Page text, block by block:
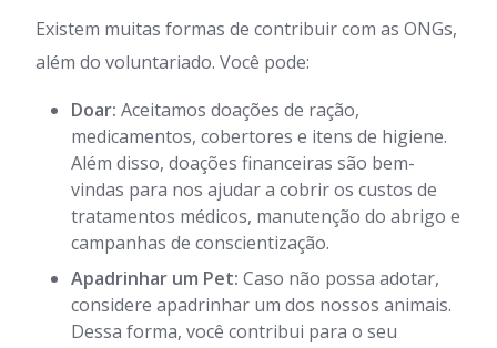
Existem muitas formas de contribuir com as ONGs,
além do voluntariado. Você pode:
Doar: Aceitamos doações de ração,
medicamentos, cobertores e itens de higiene.
Além disso, doações financeiras são bem-
vindas para nos ajudar a cobrir os custos de
tratamentos médicos, manutenção do abrigo e
campanhas de conscientização.
Apadrinhar um Pet: Caso não possa adotar,
considere apadrinhar um dos nossos animais.
Dessa forma, você contribui para o seu